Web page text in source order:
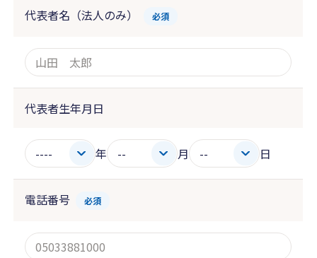
代表者名（法人のみ） 必須
代表者生年月日
年 月 日
電話番号 必須